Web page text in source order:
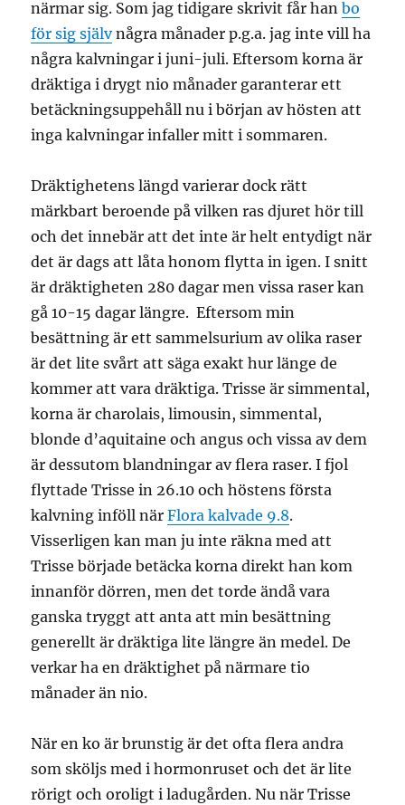
närmar sig. Som jag tidigare skrivit får hanbo
för sig självnågra månader p.g.a. jag inte vill ha
några kalvningar i juni-juli. Eftersom korna är
dräktiga i drygt nio månader garanterar ett
betäckningsuppehåll nu i början av hösten att
inga kalvningar infaller mitt i sommaren.
Dräktighetens längd varierar dock rätt
märkbart beroende på vilken ras djuret hör till
och det innebär att det inte är helt entydigt när
det är dags att låta honom flytta in igen. I snitt
är dräktigheten 280 dagar men vissa raser kan
gå 10-15 dagar längre. Eftersom min
besättning är ett sammelsurium av olika raser
är det lite svårt att säga exakt hur länge de
kommer att vara dräktiga. Trisse är simmental,
korna är charolais, limousin, simmental,
blonde d’aquitaine och angus och vissa av dem
är dessutom blandningar av flera raser. I fjol
flyttade Trisse in 26.10 och höstens första
kalvning inföll närFlora kalvade 9.8.
Visserligen kan man ju inte räkna med att
Trisse började betäcka korna direkt han kom
innanför dörren, men det torde ändå vara
ganska tryggt att anta att min besättning
generellt är dräktiga lite längre än medel. De
verkar ha en dräktighet på närmare tio
månader än nio.
När en ko är brunstig är det ofta flera andra
som sköljs med i hormonruset och det är lite
rörigt och oroligt i ladugården. Nu när Trisse